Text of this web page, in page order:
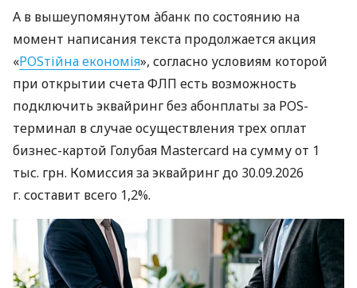
А в вышеупомянутом àбанк по состоянию на
момент написания текста продолжается акция
«POSтійна економія», согласно условиям которой
при открытии счета ФЛП есть возможность
подключить эквайринг без абонплаты за POS-
терминал в случае осуществления трех оплат
бизнес-картой Голубая Mastercard на сумму от 1
тыс. грн. Комиссия за эквайринг до 30.09.2026
г. составит всего 1,2%.